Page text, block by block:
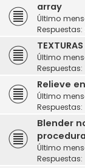
array
Último
Respuestas:
TEXTURAS
Último
Respuestas:
Relieve
Último
Respuestas:
Blender
Último
Respuestas: